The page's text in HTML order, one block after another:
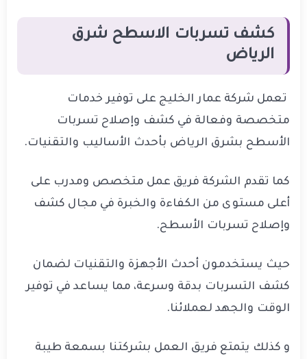
كشف تسربات الاسطح شرق
الرياض
تعمل شركة عمار الخليج على توفير خدمات
متخصصة وفعالة في كشف وإصلاح تسربات
الأسطح بشرق الرياض بأحدث الأساليب والتقنيات.
كما تقدم الشركة فريق عمل متخصص ومدرب على
أعلى مستوى من الكفاءة والخبرة في مجال كشف
وإصلاح تسربات الأسطح.
حيث يستخدمون أحدث الأجهزة والتقنيات لضمان
كشف التسربات بدقة وسرعة، مما يساعد في توفير
الوقت والجهد لعملائنا.
و كذلك يتمتع فريق العمل بشركتنا بسمعة طيبة